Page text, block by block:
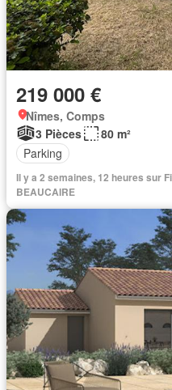
219 000 €
Nîmes, Comps
3 Pièces
80 m²
Parking
Il y a 2 semaines, 12 heures sur
BEAUCAIRE